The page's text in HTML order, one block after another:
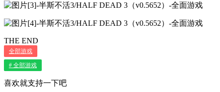
THE END
全部游戏
# 全部游戏
喜欢就支持一下吧